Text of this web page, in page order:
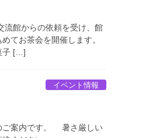
館からの依頼を受け、館
てお茶会を開催します。
子 […]
イベント情報
ご案内です。 暑さ厳しい